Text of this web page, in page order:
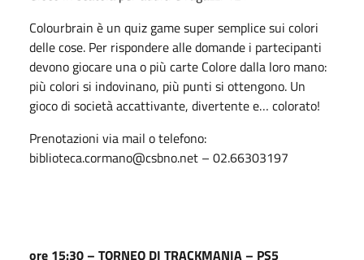
Colourbrain è un quiz game super semplice sui colori
delle cose. Per rispondere alle domande i partecipanti
devono giocare una o più carte Colore dalla loro mano:
più colori si indovinano, più punti si ottengono. Un
gioco di società accattivante, divertente e… colorato!
Prenotazioni via mail o telefono:
biblioteca.cormano@csbno.net – 02.66303197
ore 15:30 – TORNEO DI TRACKMANIA – PS5